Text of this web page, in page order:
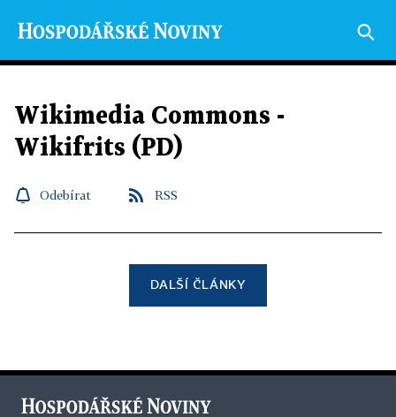
Wikimedia Commons -
Wikifrits (PD)
Odebírat RSS
DALŠÍ ČLÁNKY